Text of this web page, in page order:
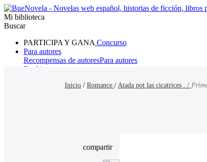
Mi biblioteca
Buscar
PARTICIPA Y GANA Concurso
Para autores
Recompensas de autoresPara autores
Ranking
Inicio / Romance / Atada pot las cicatrices . /
compartir